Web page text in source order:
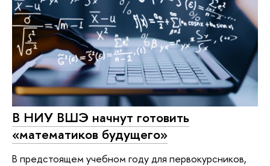
В НИУ ВШЭ начнут готовить
«математиков будущего»
В предстоящем учебном году для первокурсников,